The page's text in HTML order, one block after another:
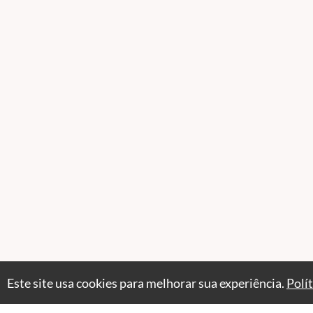
Professores(as)
Este site usa cookies para melhorar sua experiência.